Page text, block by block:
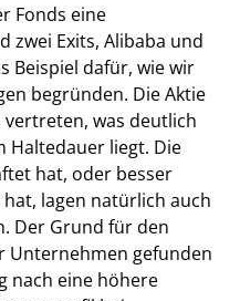
Fonds eine
zwei Exits, Alibaba und
Beispiel dafür, wie wir
begründen. Die Aktie
vertreten, was deutlich
Haltedauer liegt. Die
hat, oder besser
lagen natürlich auch
Der Grund für den
Unternehmen gefunden
nach eine höhere